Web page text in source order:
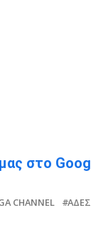
στο
CHANNEL